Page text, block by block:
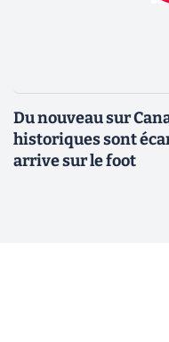
Du nouveau sur
historiques sont
arrive sur le foot